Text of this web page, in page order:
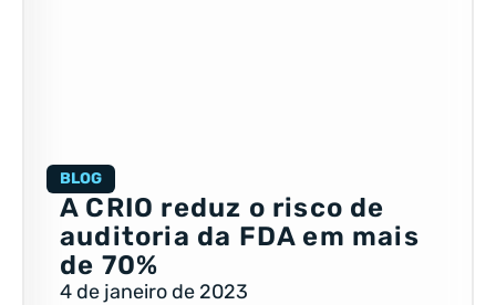
BLOG
A CRIO reduz o risco de
auditoria da FDA em mais
de 70%
4 de janeiro de 2023